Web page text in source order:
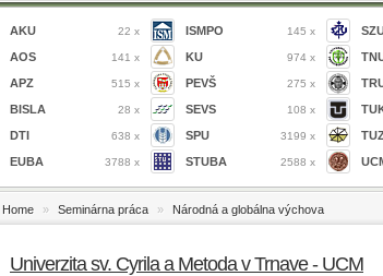
AKU 22 x
AOS 141 x
APZ 515 x
BISLA 28 x
DTI 638 x
EUBA 3788 x
ISMPO 145 x
KU 974 x
PEVŠ 275 x
SEVS 108 x
SPU 3199 x
STUBA 2588 x
Home » Seminárna práca » Národná a globálna výchova
Univerzita sv. Cyrila a Metoda v Trnave - UCM